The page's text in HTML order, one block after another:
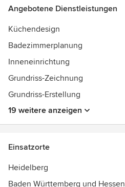
Angebotene Dienstleistungen
Küchendesign
Badezimmerplanung
Inneneinrichtung
Grundriss-Zeichnung
Grundriss-Erstellung
19 weitere anzeigen
Einsatzorte
Heidelberg
Baden Württemberg und Hessen